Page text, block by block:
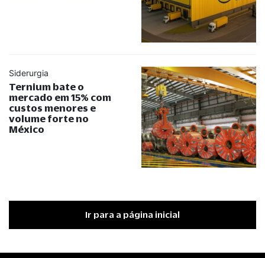
Siderurgia
Ternium bate o
mercado em 15% com
custos menores e
volume forte no
México
Ir para a página inicial